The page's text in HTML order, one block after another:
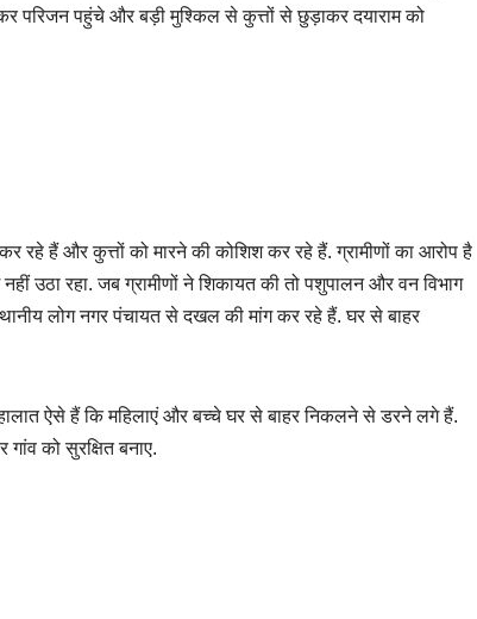
परिजन पहुंचे और बड़ी मुश्किल से कुत्तों से छुड़ाकर दयाराम को
रहे हैं और कुत्तों को मारने की कोशिश कर रहे हैं. ग्रामीणों का आरोप है
उठा रहा. जब ग्रामीणों ने शिकायत की तो पशुपालन और वन विभाग
लोग नगर पंचायत से दखल की मांग कर रहे हैं. घर से बाहर
ऐसे हैं कि महिलाएं और बच्चे घर से बाहर निकलने से डरने लगे हैं.
को सुरक्षित बनाए.